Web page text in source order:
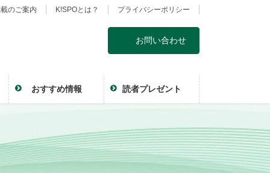
のご案内 K!SPOとは？ プライバシーポリシー
お問い合わせ
おすすめ情報 読者プレゼント